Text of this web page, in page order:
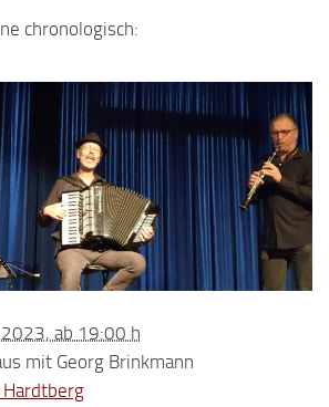
chronologisch:
ab 19:00 h
mit Georg Brinkmann